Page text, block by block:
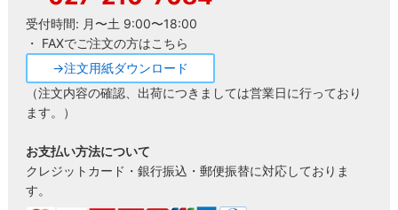
受付時間: 月〜土 9:00〜18:00
・ FAXでご注文の方はこちら
→注文用紙ダウンロード
（注文内容の確認、出荷につきましては営業日に行っており
ます。）
お支払い方法について
クレジットカード・銀行振込・郵便振替に対応しておりま
す。